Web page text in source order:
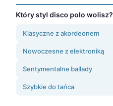
Który styl disco polo wolisz?
Klasyczne z akordeonem
Nowoczesne z elektroniką
Sentymentalne ballady
Szybkie do tańca